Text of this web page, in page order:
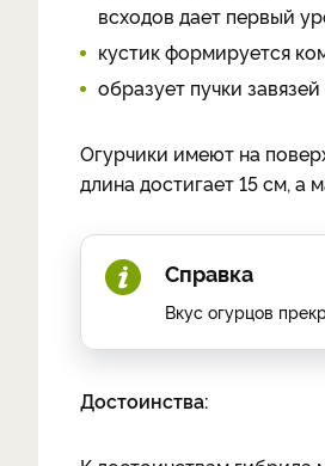
всходов дает первый
кустик формируется
образует пучки
Огурчики имеют на
длина достигает 15 см, а
Справка
Вкус огурцов
Достоинства: